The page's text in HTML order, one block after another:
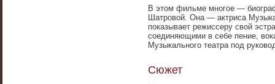
В этом фильме многое —
Шатровой. Она — актриса
показывает режиссеру свой
соединяющими в себе пение,
Музыкального театра под
Сюжет